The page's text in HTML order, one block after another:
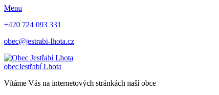
Menu
+420 724 093 331
obec@jestrabi-lhota.cz
obecJestřabí Lhota
Vítáme Vás na internetových stránkách naší obce